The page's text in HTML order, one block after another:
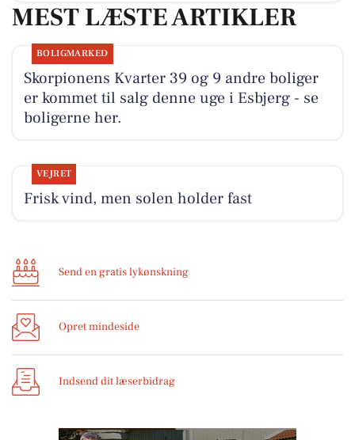
MEST LÆSTE ARTIKLER
BOLIGMARKED
Skorpionens Kvarter 39 og 9 andre boliger
er kommet til salg denne uge i Esbjerg - se
boligerne her.
VEJRET
Frisk vind, men solen holder fast
Send en gratis lykønskning
Opret mindeside
Indsend dit læserbidrag